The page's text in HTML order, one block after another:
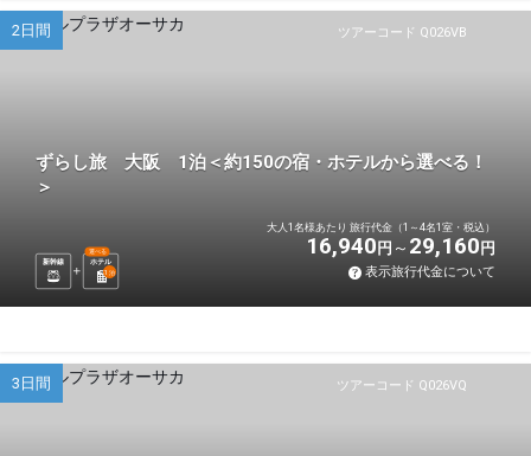
ツアーコード Q026VB
2日間
ずらし旅 大阪 1泊＜約150の宿・ホテルから選べる！
＞
新幹線 ホテル
選べる
1 泊
大人1名様あたり 旅行代金（1～4名1室・税込）
16,940 円 29,160 円
表示旅行代金について
ツアーコード Q026VQ
3日間